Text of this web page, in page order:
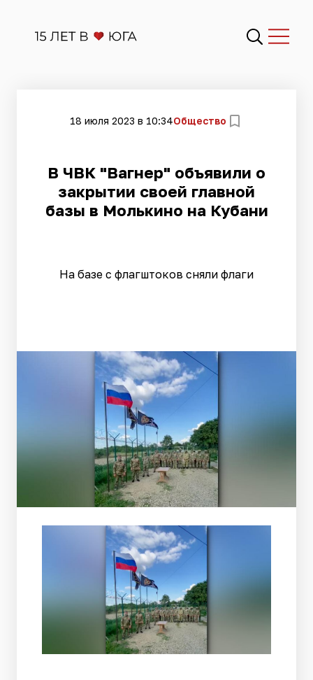
18 июля 2023 в 10:34Общество
В ЧВК "Вагнер" объявили о
закрытии своей главной
базы в Молькино на Кубани
На базе с флагштоков сняли флаги